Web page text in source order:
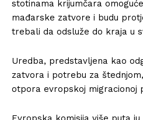
stotinama krijumčara
mađarske zatvore i budu
trebali da odsluže do kraja u
Uredba, predstavljena kao
zatvora i potrebu za
otpora evropskoj migracionoj